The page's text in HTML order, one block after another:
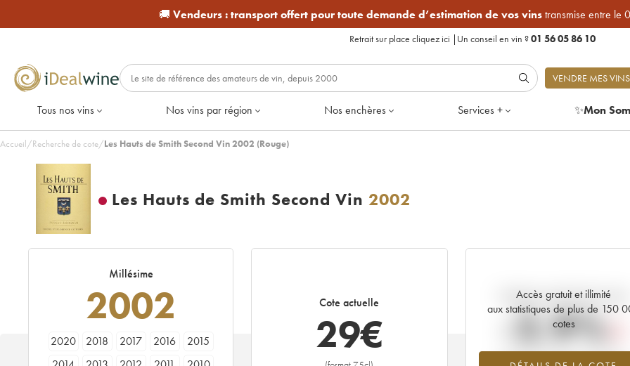
🚚 Vendeurs :transport offert pour toute demande d’estimation de vos vinstransmise entre le
Retrait sur place cliquez ici | Un conseil en vin ?01 56 05 86 10
VENDRE MES VINS
Tous nos vins Nos vins par région Nos enchères Services + ✨Mon
Accueil/Recherche de cote/Les Hauts de Smith Second Vin 2002 (Rouge)
Les Hauts de Smith Second Vin 2002
Millésime
2002
2020 2018 2017 2016
2015
Cote actuelle
29€
Accès gratuit et illimité
aux statistiques de plus de 150
cotes
Tendance actuelle de la cote
-2.9%
Tendance à la baisse du millésime